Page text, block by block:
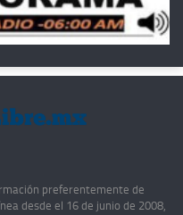
preferentemente de
desde el 16 de junio de 2008,